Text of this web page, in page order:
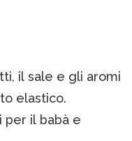
il sale e gli aromi
elastico.
per il babà e